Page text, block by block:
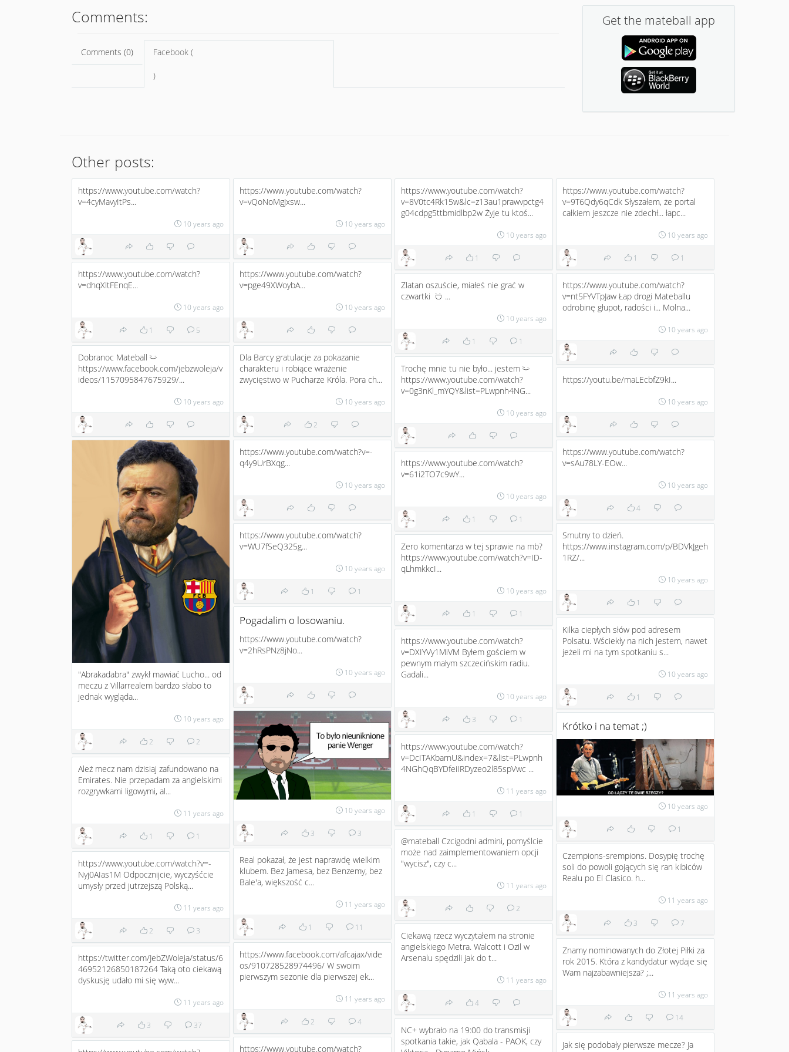
Comments:
Comments (0) Facebook (
)
Get the mateball app
Other posts:
https://www.youtube.com/watch?
v=4cyMavyItPs...
10 years ago
https://www.youtube.com/watch?
v=vQoNoMgJxsw...
10 years ago
https://www.youtube.com/watch?
v=8V0tc4Rk15w&lc=z13au1prawvpctg4
g04cdpg5ttbmidlbp2w Żyje tu ktoś...
10 years ago
1
https://www.youtube.com/watch?
v=9T6Qdy6qCdk Słyszałem, że portal
całkiem jeszcze nie zdechł... łapc...
10 years ago
1 1
https://www.youtube.com/watch?
v=dhqXltFEnqE...
10 years ago
1 5
https://www.youtube.com/watch?
v=pge49XWoybA...
10 years ago
Zlatan oszuście, miałeś nie grać w
czwartki
:D ...
10 years ago
1 1
https://www.youtube.com/watch?
v=nt5FYVTpJaw Łap drogi Mateballu
odrobinę głupot, radości i... Molna...
10 years ago
Dobranoc Mateball ;)
https://www.facebook.com/jebzwoleja/v
ideos/1157095847675929/...
10 years ago
Dla Barcy gratulacje za pokazanie
charakteru i robiące wrażenie
zwycięstwo w Pucharze Króla. Pora ch...
10 years ago
2
Trochę mnie tu nie było... jestem ;)
https://www.youtube.com/watch?
v=0g3nKl_mYQY&list=PLwpnh4NG...
10 years ago
https://youtu.be/maLEcbfZ9kI...
10 years ago
"Abrakadabra" zwykł mawiać Lucho... od
meczu z Villarrealem bardzo słabo to
jednak wygląda...
10 years ago
2 2
https://www.youtube.com/watch?v=-
q4y9UrBXqg...
10 years ago
https://www.youtube.com/watch?
v=sAu78LY-EOw...
10 years ago
4
https://www.youtube.com/watch?
v=61i2TO7c9wY...
10 years ago
1 1
https://www.youtube.com/watch?
v=WU7fSeQ325g...
10 years ago
1 1
Smutny to dzień.
https://www.instagram.com/p/BDVkJgeh
1RZ/...
10 years ago
1
Zero komentarza w tej sprawie na mb?
https://www.youtube.com/watch?v=ID-
qLhmkkcI...
10 years ago
1 1
Pogadalim o losowaniu.
https://www.youtube.com/watch?
v=2hRsPNz8jNo...
10 years ago
Kilka ciepłych słów pod adresem
Polsatu. Wściekły na nich jestem, nawet
jeżeli mi na tym spotkaniu s...
10 years ago
1
https://www.youtube.com/watch?
v=DXIYVy1MiVM Byłem gościem w
pewnym małym szczecińskim radiu.
Gadali...
10 years ago
3 1
10 years ago
3 3
Krótko i na temat ;)
10 years ago
1
https://www.youtube.com/watch?
v=DcITAKbarnU&index=7&list=PLwpnh
4NGhQqBYDfeiIRDyzeo2l85spVwc ...
11 years ago
1 1
Ależ mecz nam dzisiaj zafundowano na
Emirates. Nie przepadam za angielskimi
rozgrywkami ligowymi, al...
11 years ago
1 1
@mateball Czcigodni admini, pomyślcie
może nad zaimplementowaniem opcji
"wycisz", czy c...
11 years ago
2
Czempions-srempions. Dosypię trochę
soli do powoli gojących się ran kibiców
Realu po El Clasico. h...
11 years ago
3 7
Real pokazał, że jest naprawdę wielkim
klubem. Bez Jamesa, bez Benzemy, bez
Bale'a, większość c...
11 years ago
1 11
https://www.youtube.com/watch?v=-
Nyj0AIas1M Odpocznijcie, wyczyśćcie
umysły przed jutrzejszą Polską...
11 years ago
2 3
Ciekawą rzecz wyczytałem na stronie
angielskiego Metra. Walcott i Ozil w
Arsenalu spędzili jak do t...
11 years ago
4
Znamy nominowanych do Złotej Piłki za
rok 2015. Która z kandydatur wydaje się
Wam najzabawniejsza? ;...
11 years ago
14
https://www.facebook.com/afcajax/vide
os/910728528974496/ W swoim
pierwszym sezonie dla pierwszej ek...
11 years ago
2 4
https://twitter.com/JebZWoleja/status/6
46952126850187264 Taką oto ciekawą
dyskusję udało mi się wyw...
11 years ago
3 37
NC+ wybrało na 19:00 do transmisji
spotkania takie, jak Qabala - PAOK, czy
Jak się podobały pierwsze mecze? Ja
https://www.youtube.com/watch?